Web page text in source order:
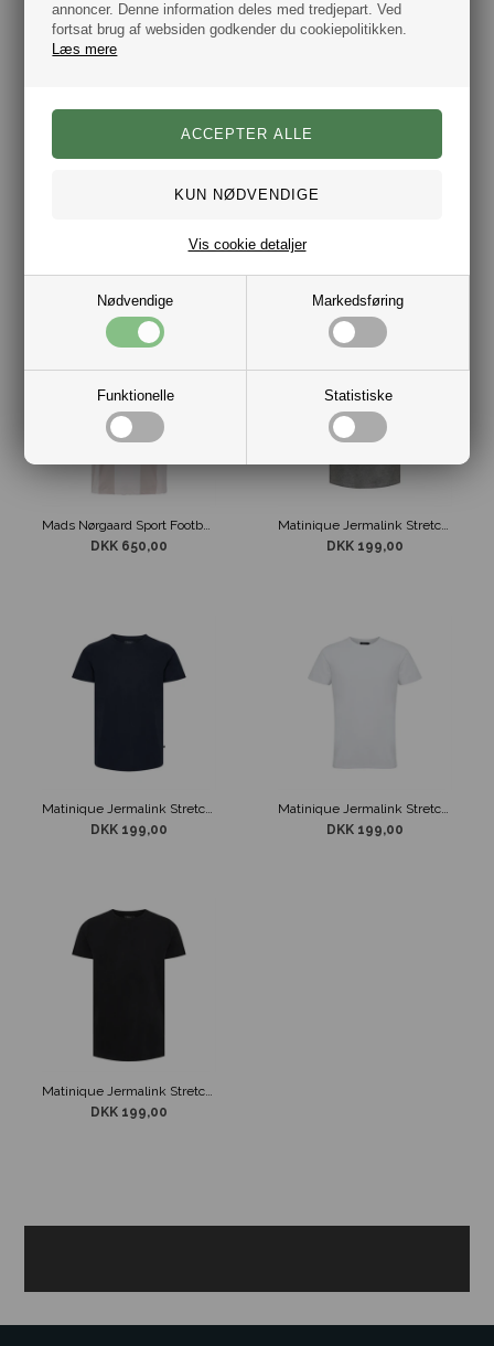
annoncer. Denne information deles med tredjepart. Ved
fortsat brug af websiden godkender du cookiepolitikken.
Læs mere
Nødvendige Markedsføring
Funktionelle Statistiske
Vis cookie detaljer
Les Deux Chase Sport T-Shirt Hvid
Mads Nørgaard Sport Football T-Shirt Sand/Orange
DKK 650,00
Matinique Jermalink Stretch T-shirt Grå
DKK 199,00
DKK 199,00
Matinique Jermalink Stretch T-shirt Hvid
DKK 199,00
Matinique Jermalink Stretch T-shirt Sort
DKK 199,00